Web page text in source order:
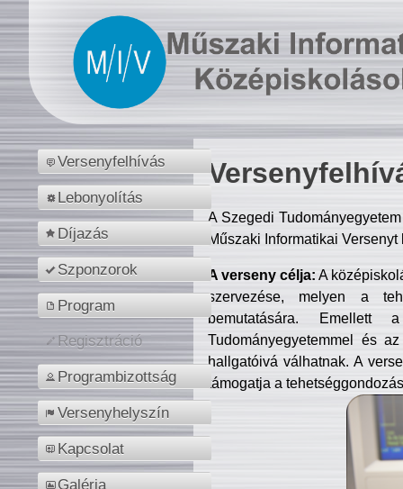
Versenyfelhívás
Lebonyolítás
Díjazás
Szponzorok
Program
Regisztráció
Programbizottság
Versenyhelyszín
Kapcsolat
Galéria
A Szegedi
Műszaki Informatikai
A verseny célja: A
szervezése, melyen a
bemutatására. Emellett
Tudományegyetemmel és
hallgatóivá válhatnak. A
támogatja a